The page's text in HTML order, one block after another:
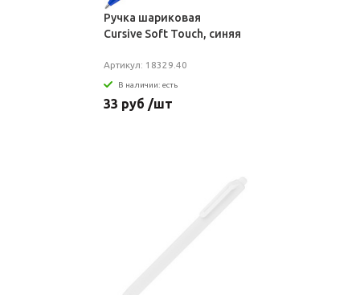
Ручка шариковая
Cursive Soft Touch, синяя
Артикул: 18329.40
В наличии: есть
33 руб /шт